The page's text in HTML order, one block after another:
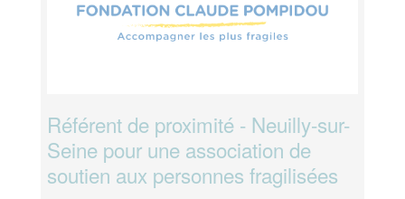
Référent de proximité - Neuilly-sur-
Seine pour une association de
soutien aux personnes fragilisées